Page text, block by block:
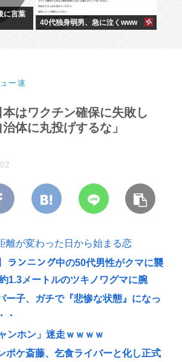
に言葉
40代独身弱男、急に泣くwww
ー速
はワクチン確保に失敗し
体に丸投げするな」
離が変わった日から始まる恋
ランニング中の50代男性がクマに襲
1.3メートルのツキノワグマに腕
ー子、ガチで『悲惨な状態』になっ
・
ンホン」迷走ｗｗｗｗ
ポケ斎藤、乞食ライバーと化し正式